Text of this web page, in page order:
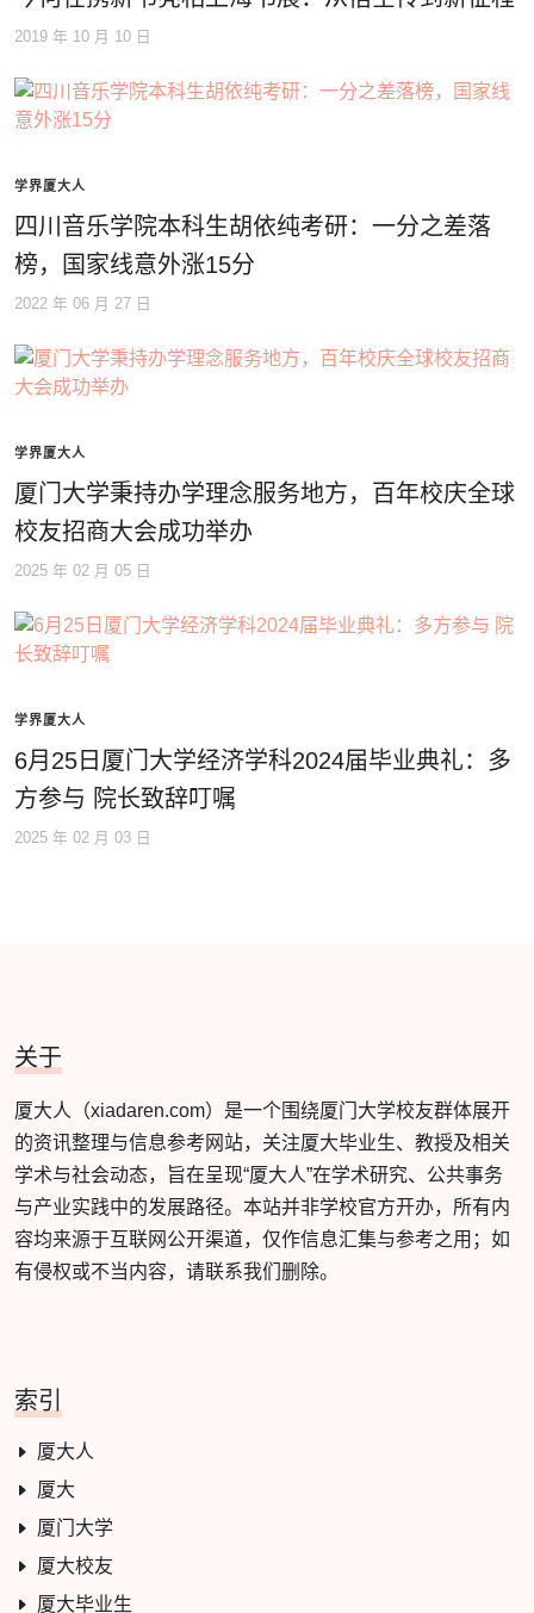
2019 年 10 月 10 日
学界厦大人
四川音乐学院本科生胡依纯考研：一分之差落
榜，国家线意外涨15分
2022 年 06 月 27 日
学界厦大人
厦门大学秉持办学理念服务地方，百年校庆全球
校友招商大会成功举办
2025 年 02 月 05 日
学界厦大人
6月25日厦门大学经济学科2024届毕业典礼：多
方参与 院长致辞叮嘱
2025 年 02 月 03 日
关于
厦大人（xiadaren.com）是一个围绕厦门大学校友群体展开
的资讯整理与信息参考网站，关注厦大毕业生、教授及相关
学术与社会动态，旨在呈现“厦大人”在学术研究、公共事务
与产业实践中的发展路径。本站并非学校官方开办，所有内
容均来源于互联网公开渠道，仅作信息汇集与参考之用；如
有侵权或不当内容，请联系我们删除。
索引
厦大人
厦大
厦门大学
厦大校友
厦大毕业生